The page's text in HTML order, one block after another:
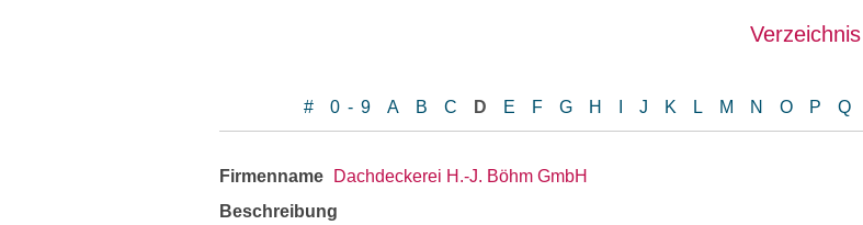
Verzeichnis
# 0-9 A B C D E F G H J K L M N O P Q
Firmenname
Dachdeckerei H.-J. Böhm GmbH
Beschreibung